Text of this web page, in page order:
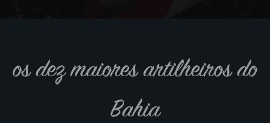
os dez maiores artilheiros do
Bahia